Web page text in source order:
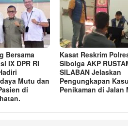
Bersama
IX DPR RI
Mutu dan
di
Kasat Reskrim
Sibolga AKP
SILABAN Jelaskan
Pengungkapan
Penikaman di Jalan